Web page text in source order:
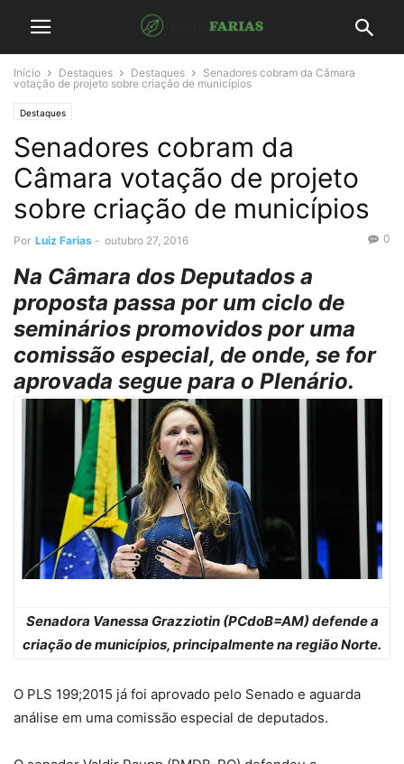
Início Destaques Destaques
Senadores cobram da Câmara
votação de projeto sobre criação de municípios
Destaques
Senadores cobram da
Câmara votação de projeto
sobre criação de municípios
Por Luiz Farias - outubro 27, 2016 0
Na Câmara dos Deputados a
proposta passa por um ciclo de
seminários promovidos por uma
comissão especial, de onde, se for
aprovada segue para o Plenário.
Senadora Vanessa Grazziotin (PCdoB=AM) defende a
criação de municípios, principalmente na região Norte.
O PLS 199;2015 já foi aprovado pelo Senado e aguarda
análise em uma comissão especial de deputados.